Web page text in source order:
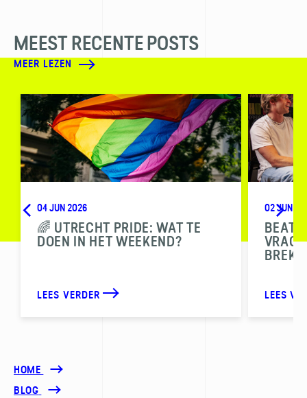
MEEST RECENTE POSTS
MEER LEZEN
04 JUN 2026
🌈 UTRECHT PRIDE: WAT TE
DOEN IN HET WEEKEND?
LEES VERDER
02 JUN
BEAT
LEES
HOME
BLOG